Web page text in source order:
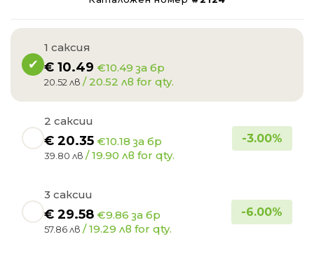
1 саксия
€ 10.49 €10.49 за бр
20.52 лв / 20.52 лв for qty.
2 саксии
€ 20.35 €10.18 за бр
39.80 лв / 19.90 лв for qty.
-3.00%
3 саксии
€ 29.58 €9.86 за бр
57.86 лв / 19.29 лв for qty.
-6.00%